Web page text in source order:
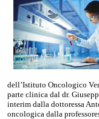
dell’Istituto Oncologico
parte clinica dal dr.
interim dalla dottoressa
oncologica dalla